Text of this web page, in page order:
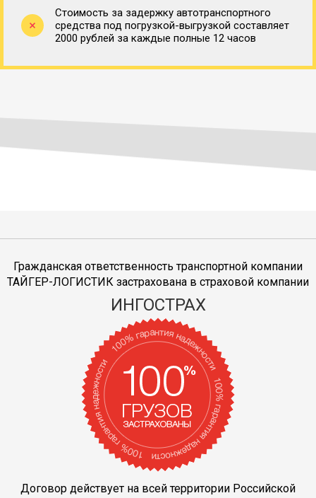
Стоимость за задержку автотранспортного
средства под погрузкой-выгрузкой составляет
2000 рублей за каждые полные 12 часов
Гражданская ответственность транспортной компании
ТАЙГЕР-ЛОГИСТИК застрахована в страховой компании
ИНГОСТРАХ
Договор действует на всей территории Российской